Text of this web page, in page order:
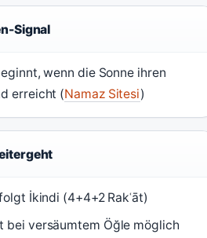
Signal
wenn die Sonne ihren
erreicht (Namaz Sitesi)
İkindi (4+4+2 Rakʿāt)
bei versäumtem Öğle möglich